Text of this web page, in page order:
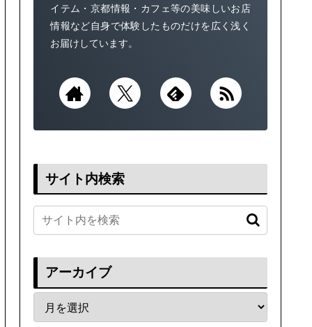
イテム・京都情報・カフェ等の美味しいお店
情報など自身で体験したものだけを広く浅く
お届けしています。
サイト内検索
アーカイブ